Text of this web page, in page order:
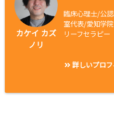
カケイ カズ
ノリ
臨床心理士/公
室代表/愛知学
リーフセラピー
詳しいプロ